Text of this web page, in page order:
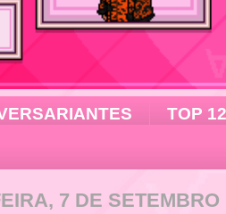
TOP 12
7 DE SETEMBRO